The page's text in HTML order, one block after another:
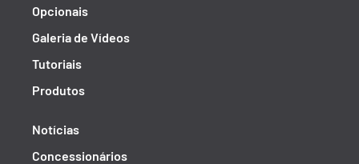
Opcionais
Galeria de Vídeos
Tutoriais
Produtos
Notícias
Concessionários